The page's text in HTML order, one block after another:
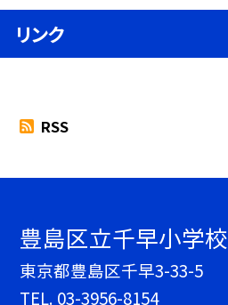
リンク
RSS
豊島区立千早小学校
東京都豊島区千早3-33-5
TEL. 03-3956-8154